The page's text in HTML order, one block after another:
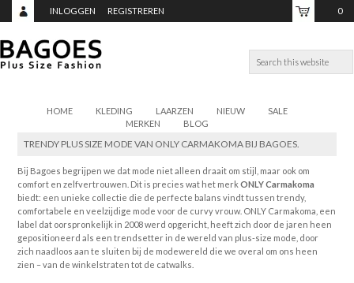
INLOGGEN REGISTREREN 0
€0,00
HOME KLEDING LAARZEN NIEUW
SALE
MERKEN
BLOG
TRENDY PLUS SIZE MODE VAN ONLY CARMAKOMA BIJ BAGOES.
Bij Bagoes begrijpen we dat mode niet alleen draait om stijl, maar ook om
comfort en zelfvertrouwen. Dit is precies wat het merkONLY Carmakoma
biedt: een unieke collectie die de perfecte balans vindt tussen trendy,
comfortabele en veelzijdige mode voor de curvy vrouw. ONLY Carmakoma, een
label dat oorspronkelijk in 2008 werd opgericht, heeft zich door de jaren heen
gepositioneerd als een trendsetter in de wereld van plus-size mode, door
zich naadloos aan te sluiten bij de modewereld die we overal om ons heen
zien – van de winkelstraten tot de catwalks.